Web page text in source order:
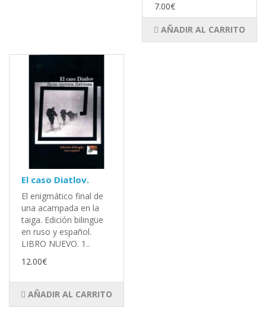
7.00€
AÑADIR AL CARRITO
El caso Diatlov.
El enigmático final de
una acampada en la
taiga. Edición bilingüe
en ruso y español.
LIBRO NUEVO. 1..
12.00€
AÑADIR AL CARRITO